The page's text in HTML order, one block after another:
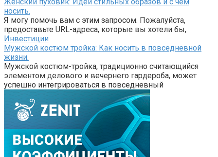
носить.
Я могу помочь вам с этим запросом. Пожалуйста,
предоставьте URL-адреса, которые вы хотели бы,
Инвестиции
Мужской костюм тройка: Как носить в повседневной
жизни.
Мужской костюм-тройка, традиционно считающийся
элементом делового и вечернего гардероба, может
успешно интегрироваться в повседневный